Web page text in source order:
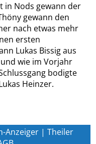
in Nods gewann der
gewann den
nach etwas mehr
ersten
Lukas Bissig aus
wie im Vorjahr
bodigte
Heinzer.
Anzeiger | Theiler